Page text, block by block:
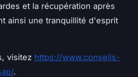
et la récupération après
ainsi une tranquillité d'esprit
visitez https://www.conseils-
.